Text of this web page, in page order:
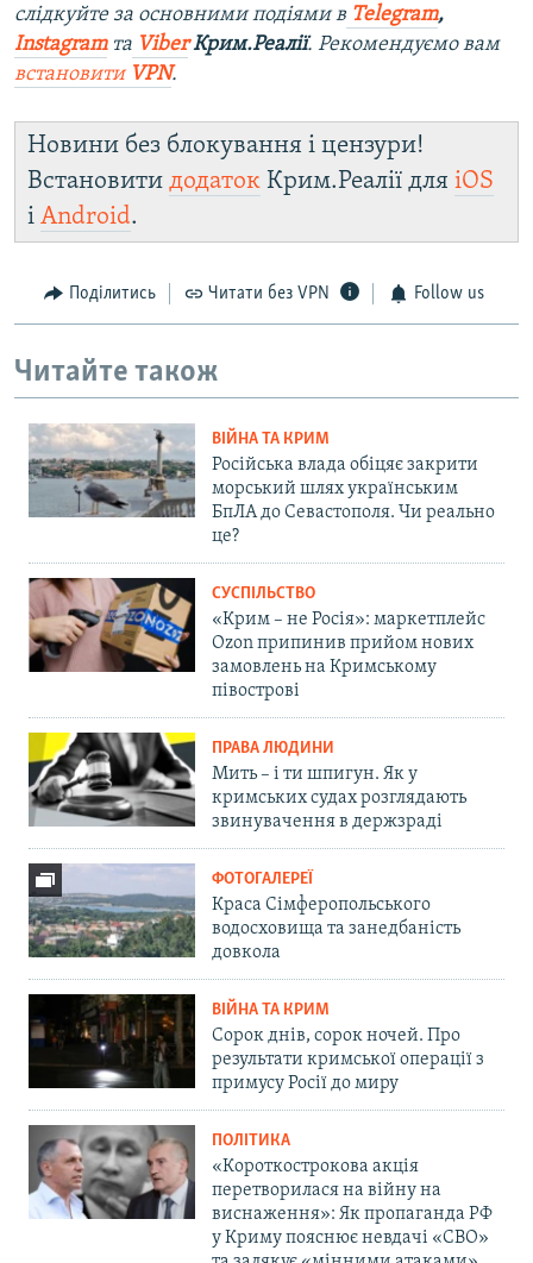
слідкуйте за основними подіями в Telegram,
Instagramта ViberКрим.Реалії. Рекомендуємо вам
встановити VPN.
Новини без блокування і цензури!
Встановити додаток Крим.Реалії для iOS
і Android.
Поділитись Читати без VPN Follow us
Читайте також
ВІЙНА ТА КРИМ
Російська влада обіцяє закрити
морський шлях українським
БпЛА до Севастополя. Чи реально
це?
СУСПІЛЬСТВО
«Крим – не Росія»: маркетплейс
Ozon припинив прийом нових
замовлень на Кримському
півострові
ПРАВА ЛЮДИНИ
Мить – і ти шпигун. Як у
кримських судах розглядають
звинувачення в держзраді
ФОТОГАЛЕРЕЇ
Краса Сімферопольського
водосховища та занедбаність
довкола
ВІЙНА ТА КРИМ
Сорок днів, сорок ночей. Про
результати кримської операції з
примусу Росії до миру
ПОЛІТИКА
«Короткострокова акція
перетворилася на війну на
виснаження»: Як пропаганда РФ
у Криму пояснює невдачі «СВО»